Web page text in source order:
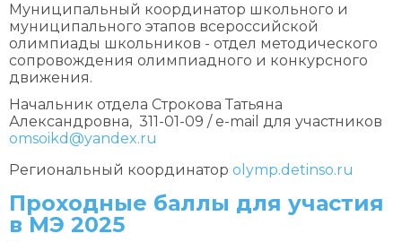
Муниципальный координатор школьного и
муниципального этапов всероссийской
олимпиады школьников - отдел методического
сопровождения олимпиадного и конкурсного
движения.
Начальник отдела Строкова Татьяна
Александровна, 311-01-09 / e-mail для участников
omsoikd@yandex.ru
Региональный координатор olymp.detinso.ru
Проходные баллы для участия
в МЭ 2025